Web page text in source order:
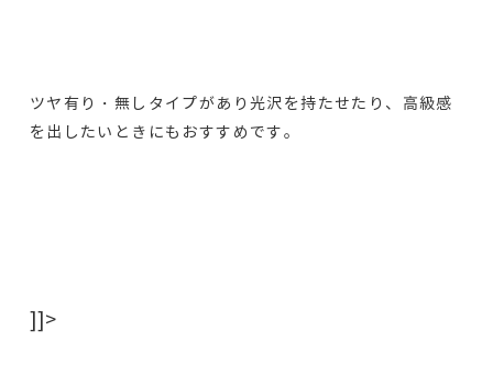
ツヤ有り・無しタイプがあり光沢を持たせたり、高級感
を出したいときにもおすすめです。
]]>